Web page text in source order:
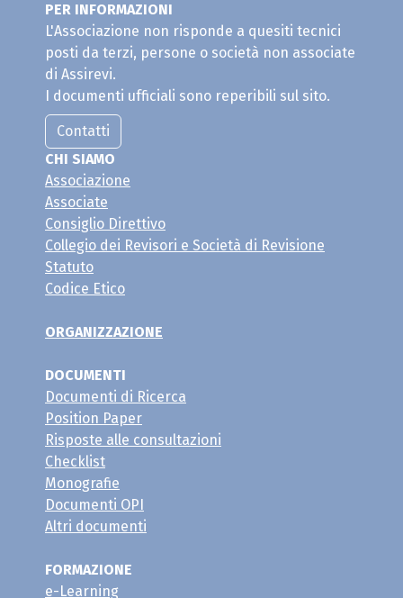
PER INFORMAZIONI
L'Associazione non risponde a quesiti tecnici
posti da terzi, persone o società non associate
di Assirevi.
I documenti ufficiali sono reperibili sul sito.
Contatti
CHI SIAMO
Associazione
Associate
Consiglio Direttivo
Collegio dei Revisori e Società di Revisione
Statuto
Codice Etico
ORGANIZZAZIONE
DOCUMENTI
Documenti di Ricerca
Position Paper
Risposte alle consultazioni
Checklist
Monografie
Documenti OPI
Altri documenti
FORMAZIONE
e-Learning